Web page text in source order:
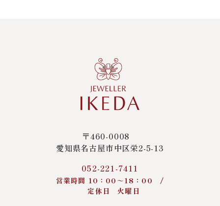
〒460-0008
愛知県名古屋市中区栄2-5-13
052-221-7411
営業時間 10：00～18：00 /
定休日 火曜日